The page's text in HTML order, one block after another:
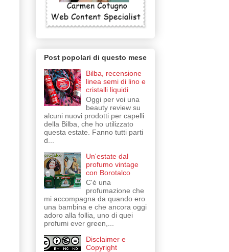
Post popolari di questo mese
Bilba, recensione
linea semi di lino e
cristalli liquidi
Oggi per voi una
beauty review su
alcuni nuovi prodotti per capelli
della Bilba, che ho utilizzato
questa estate. Fanno tutti parti
d...
Un'estate dal
profumo vintage
con Borotalco
C'è una
profumazione che
mi accompagna da quando ero
una bambina e che ancora oggi
adoro alla follia, uno di quei
profumi ever green,...
Disclaimer e
Copyright